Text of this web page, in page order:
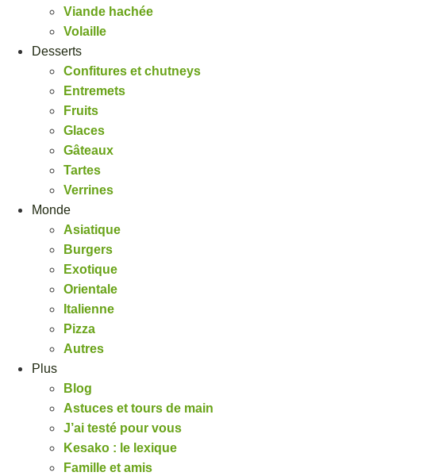
Viande hachée
Volaille
Desserts
Confitures et chutneys
Entremets
Fruits
Glaces
Gâteaux
Tartes
Verrines
Monde
Asiatique
Burgers
Exotique
Orientale
Italienne
Pizza
Autres
Plus
Blog
Astuces et tours de main
J’ai testé pour vous
Kesako : le lexique
Famille et amis